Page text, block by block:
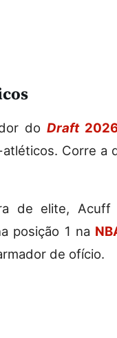
do Draft
Corre a
de elite, Acuff
posição 1 na
de ofício.